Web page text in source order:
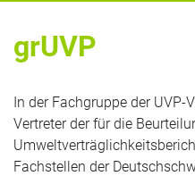
grUVP
In der Fachgruppe der
Vertreter der für die
Fachstellen der